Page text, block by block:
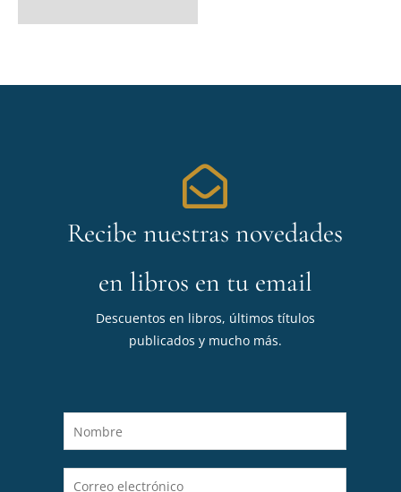
Recibe nuestras novedades
en libros en tu email
Descuentos en libros, últimos títulos
publicados y mucho más.
o
m